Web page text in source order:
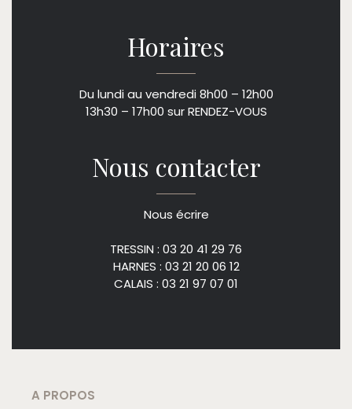
Horaires
Du lundi au vendredi 8h00 – 12h00
13h30 – 17h00 sur RENDEZ-VOUS
Nous contacter
Nous écrire
TRESSIN : 03 20 41 29 76
HARNES : 03 21 20 06 12
CALAIS : 03 21 97 07 01
A PROPOS